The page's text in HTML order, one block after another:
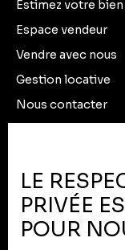
Estimez votre bien
Espace vendeur
Vendre avec nous
Gestion locative
Nous contacter
Recrutement
Nos honoraires
Mentions légales
LE
PRIVÉE
POUR